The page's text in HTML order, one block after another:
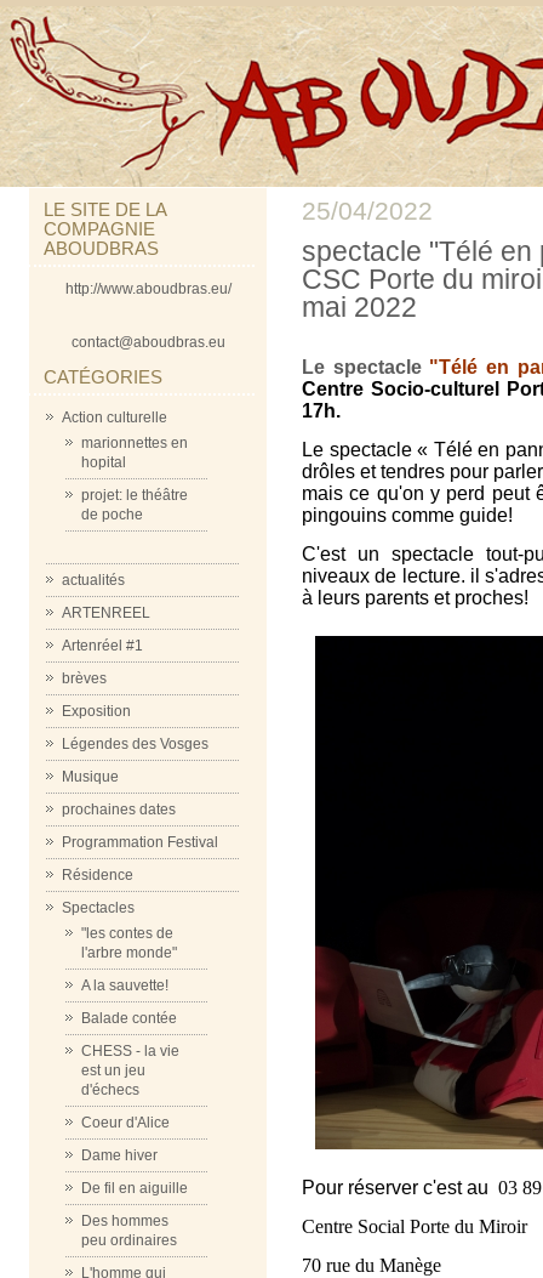
LE SITE DE LA
COMPAGNIE
ABOUDBRAS
http://www.aboudbras.eu/
contact@aboudbras.eu
CATÉGORIES
Action culturelle
marionnettes en
hopital
projet: le théâtre
de poche
actualités
ARTENREEL
Artenréel #1
brèves
Exposition
Légendes des Vosges
Musique
prochaines dates
Programmation Festival
Résidence
Spectacles
"les contes de
l'arbre monde"
A la sauvette!
Balade contée
CHESS - la vie
est un jeu
d'échecs
Coeur d'Alice
Dame hiver
De fil en aiguille
Des hommes
peu ordinaires
L'homme qui
25/04/2022
spectacle "Télé
CSC Porte du
mai 2022
Le spectacle "Télé en
Centre Socio-culturel
17h.
Le spectacle « Télé en
drôles et tendres pour
mais ce qu'on y perd peut
pingouins comme guide!
C'est un spectacle tout-
niveaux de lecture. il
à leurs parents et proches!
Pour réserver c'est au 03
Centre Social Porte du Miroir
70 rue du Manège